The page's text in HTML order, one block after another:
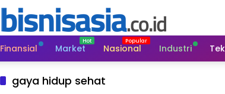
Finansial
Market Nasional Industri
gaya hidup sehat